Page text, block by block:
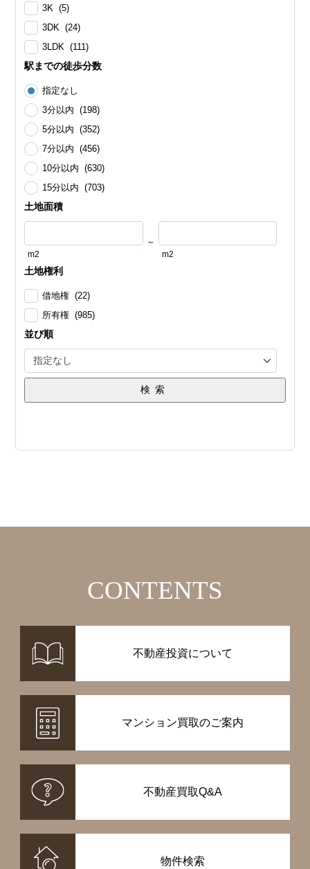
3K (5)
3DK (24)
3LDK (111)
駅までの徒歩分数
指定なし
3分以内 (198)
5分以内 (352)
7分以内 (456)
10分以内 (630)
15分以内 (703)
土地面積
m2
～
m2
土地権利
借地権 (22)
所有権 (985)
並び順
検索
CONTENTS
不動産投資について
マンション買取のご案内
不動産買取Q&A
物件検索